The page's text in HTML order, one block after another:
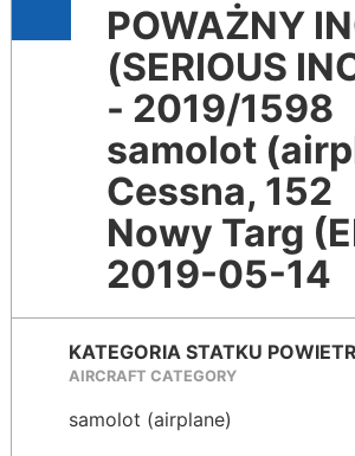
POWAŻNY
(SERIOUS
- 2019/1598
samolot
Cessna, 152
Nowy Targ
2019-05-14
KATEGORIA STATKU
AIRCRAFT CATEGORY
samolot (airplane)